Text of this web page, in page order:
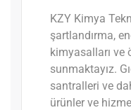
KZY Kimya
şartlandırma,
kimyasalları ve
sunmaktayız.
santralleri ve
ürünler ve